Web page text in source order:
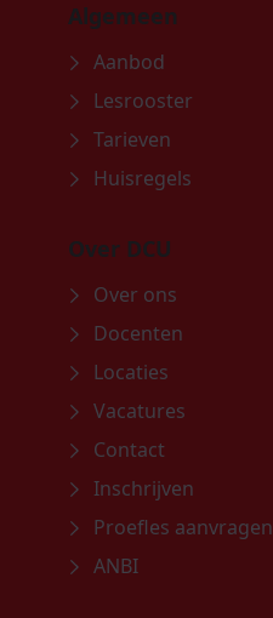
Algemeen
Aanbod
Lesrooster
Tarieven
Huisregels
Over DCU
Over ons
Docenten
Locaties
Vacatures
Contact
Inschrijven
Proefles aanvragen
ANBI